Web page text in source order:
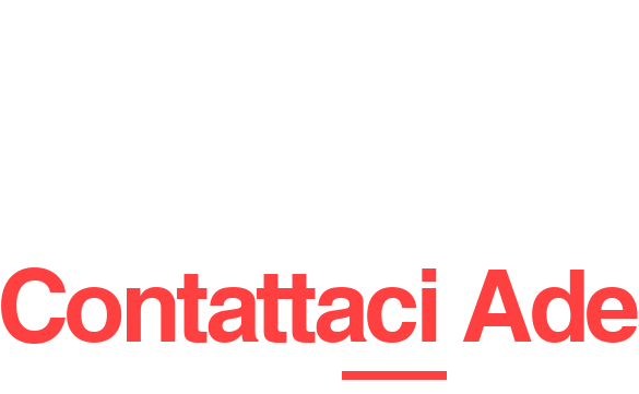
Contattaci